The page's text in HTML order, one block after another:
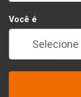
Você é